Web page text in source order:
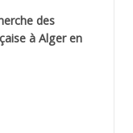
des
à Alger en